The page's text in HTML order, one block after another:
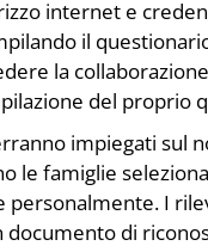
internet e
il
la
del proprio
impiegati sul
le famiglie
personalmente. I
di